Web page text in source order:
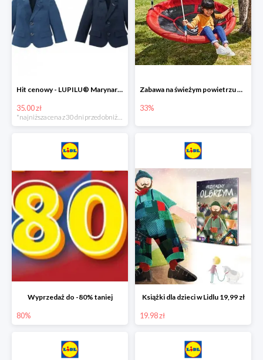
Hit cenowy - LUPILU® Marynarka chłopięca
35.00 zł
Zabawa na świeżym powietrzu w Lidlu do -33%
33%
Wyprzedaż do -80% taniej
80%
Książki dla dzieci w Lidlu 19,99 zł
19.98 zł